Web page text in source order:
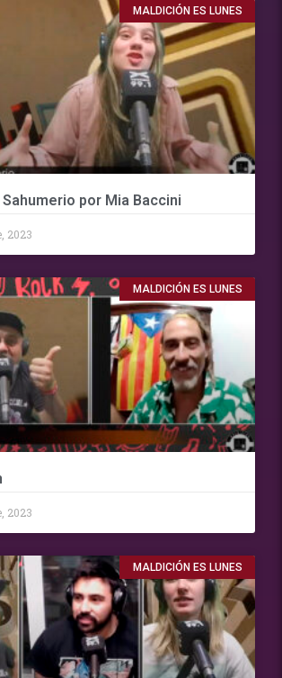
MALDICIÓN ES LUNES
por Mia Baccini
2023
MALDICIÓN ES LUNES
2023
MALDICIÓN ES LUNES